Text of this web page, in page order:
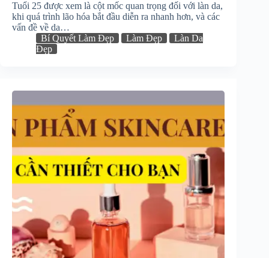
Tuổi 25 được xem là cột mốc quan trọng đối với làn da,
khi quá trình lão hóa bắt đầu diễn ra nhanh hơn, và các
vấn đề về da…
Bí Quyết Làm Đẹp
Làm Đẹp
Làn Da
Đẹp